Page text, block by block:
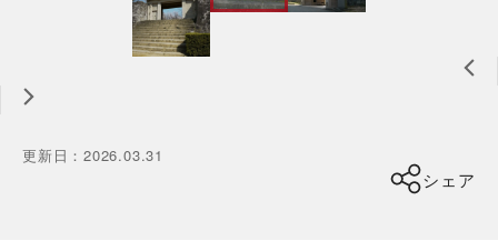
更新日 ：2026.03.31
シェア